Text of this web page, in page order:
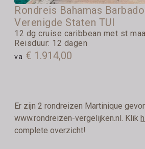
Rondreis Bahamas
Verenigde Staten TUI
12 dg cruise caribbean met st
Reisduur: 12 dagen
va € 1.914,00
Er zijn 2 rondreizen Martinique
www.rondreizen-vergelijken.nl. Klik
complete overzicht!